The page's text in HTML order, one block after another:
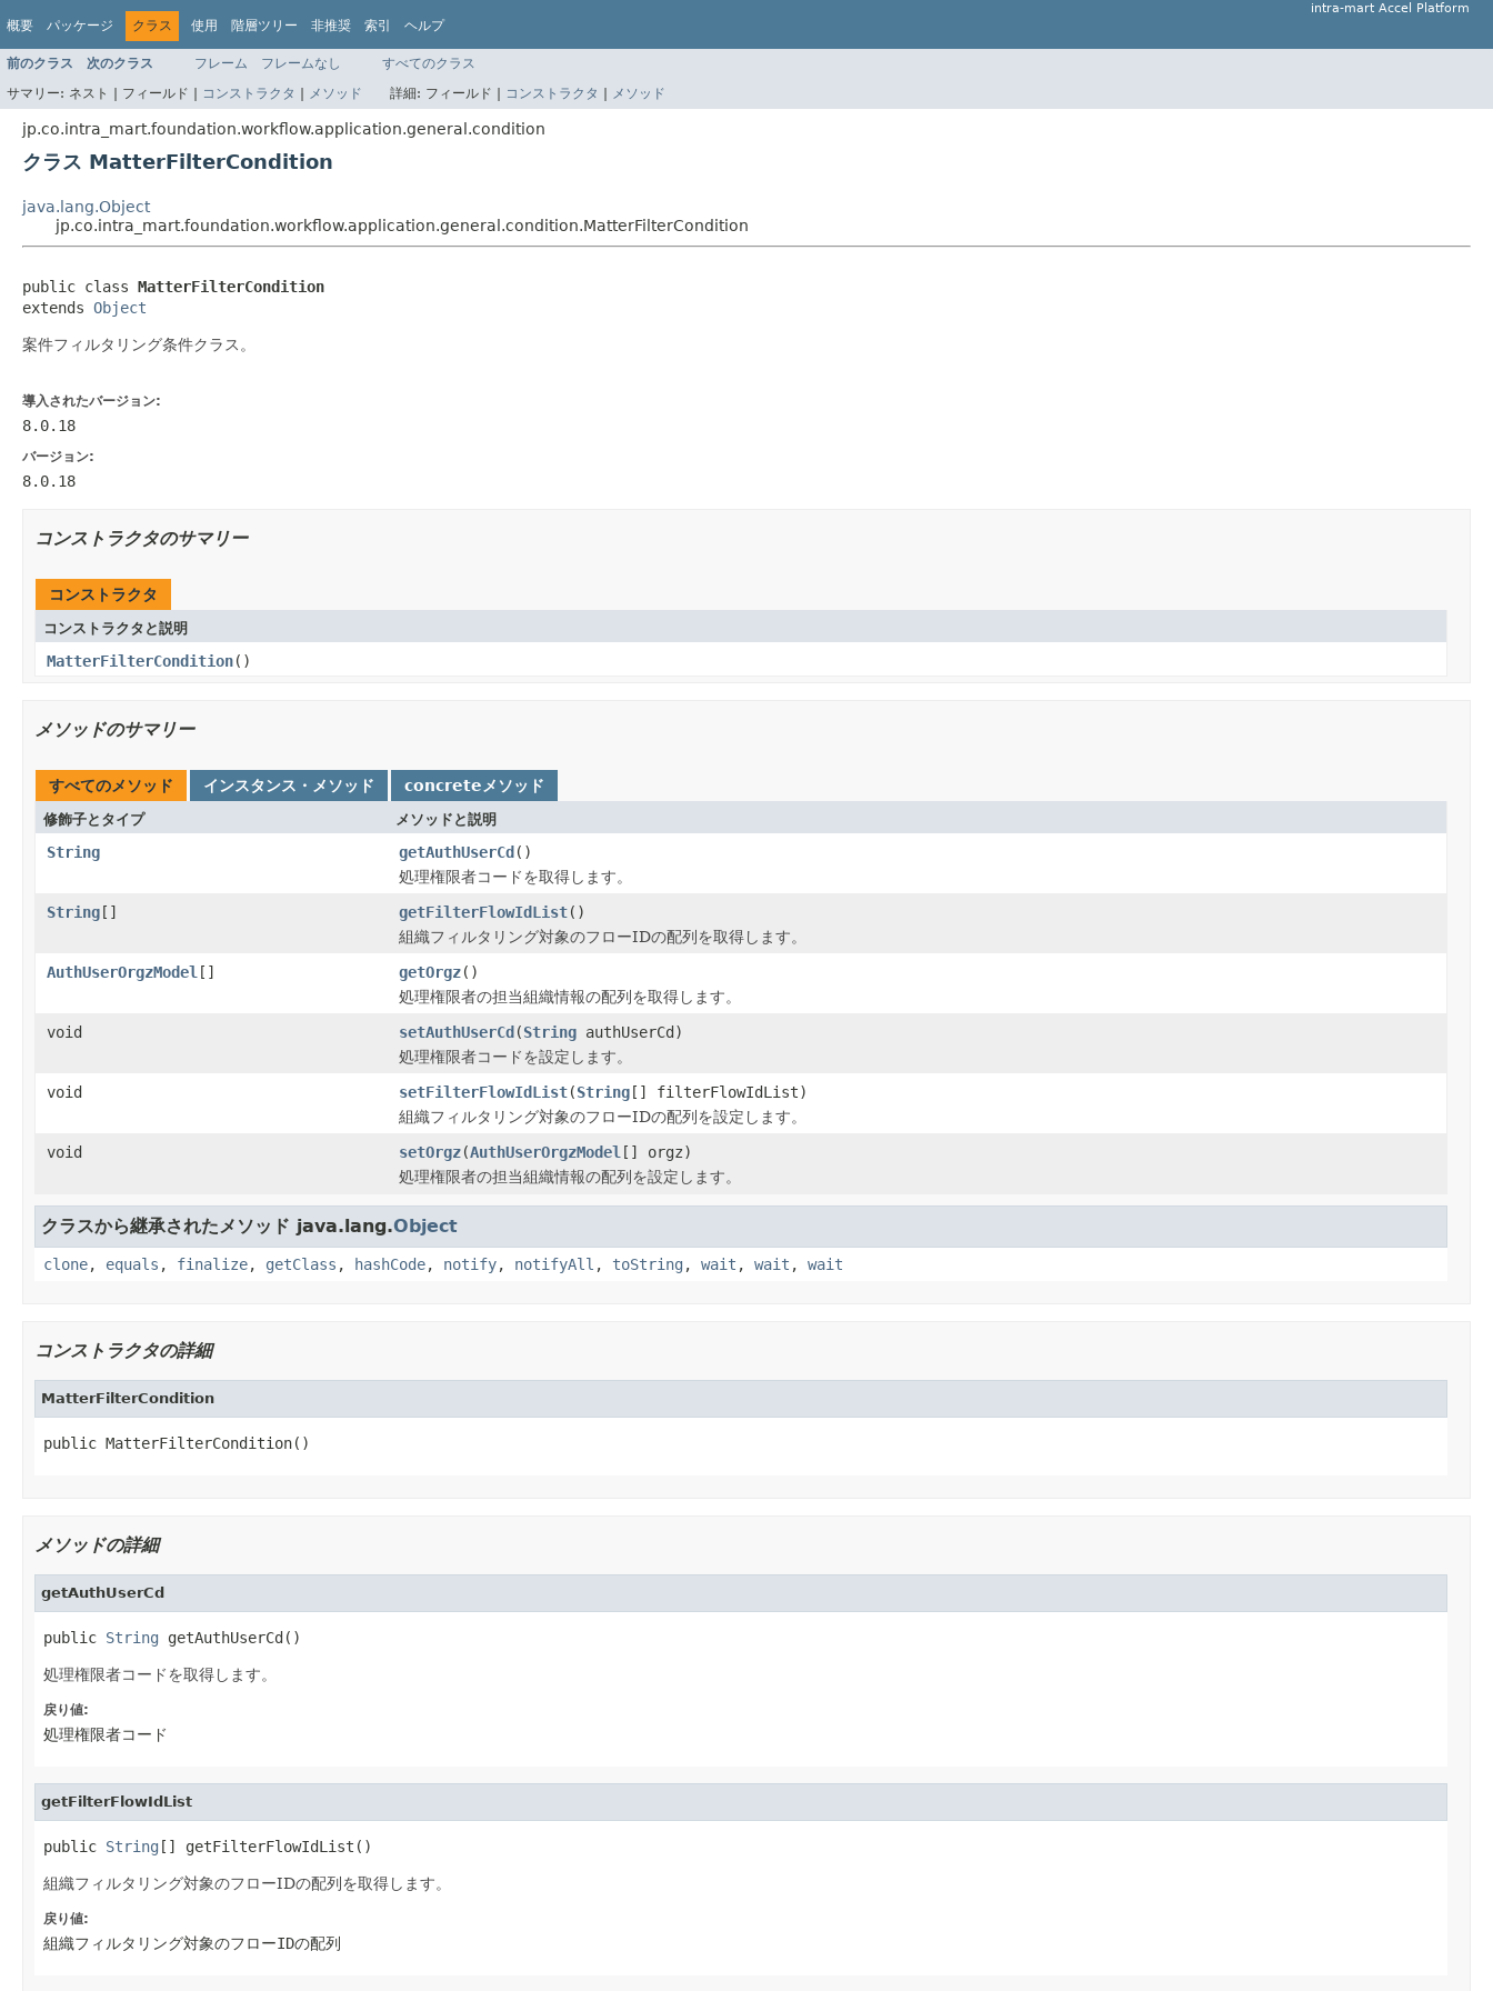
概要 パッケージ クラス 使用 階層ツリー 非推奨 索引 ヘルプ
intra-mart Accel Platform
前のクラス 次のクラス フレーム フレームなし
すべてのクラス
サマリー: ネスト | フィールド | コンストラクタ | メソッド 詳細: フィールド | コンストラクタ | メソッド
jp.co.intra_mart.foundation.workflow.application.general.condition
クラス MatterFilterCondition
java.lang.Object
jp.co.intra_mart.foundation.workflow.application.general.condition.MatterFilterCondition
public class MatterFilterCondition
extends Object
案件フィルタリング条件クラス。
導入されたバージョン:
8.0.18
バージョン:
8.0.18
コンストラクタのサマリー
コンストラクタ
コンストラクタと説明
MatterFilterCondition()
メソッドのサマリー
すべてのメソッド インスタンス・メソッド concreteメソッド
修飾子とタイプ メソッドと説明
String getAuthUserCd()
処理権限者コードを取得します。
String[] getFilterFlowIdList()
組織フィルタリング対象のフローIDの配列を取得します。
AuthUserOrgzModel [] getOrgz()
処理権限者の担当組織情報の配列を取得します。
void
setAuthUserCd(String authUserCd)
処理権限者コードを設定します。
void
setFilterFlowIdList(String[] filterFlowIdList)
組織フィルタリング対象のフローIDの配列を設定します。
void
setOrgz(AuthUserOrgzModel [] orgz)
処理権限者の担当組織情報の配列を設定します。
クラスから継承されたメソッド java.lang.Object
clone, equals , finalize, getClass , hashCode, notify, notifyAll , toString , wait , wait , wait
コンストラクタの詳細
MatterFilterCondition
public MatterFilterCondition()
メソッドの詳細
getAuthUserCd
public String getAuthUserCd()
処理権限者コードを取得します。
戻り値:
処理権限者コード
getFilterFlowIdList
public String [] getFilterFlowIdList()
組織フィルタリング対象のフローIDの配列を取得します。
戻り値:
組織フィルタリング対象のフローIDの配列